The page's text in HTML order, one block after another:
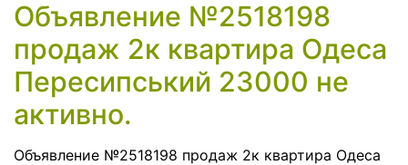
Объявление №2518198
продаж 2к квартира Одеса
Пересипський 23000 не
активно.
Объявление №2518198 продаж 2к квартира Одеса